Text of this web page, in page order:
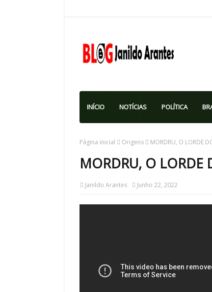
INÍCIO NOTÍCIAS POLÍTICA
Página inicial Origens MORDRU, O LORDE
MORDRU, O
Janildo Arantes Junho 22, 2022